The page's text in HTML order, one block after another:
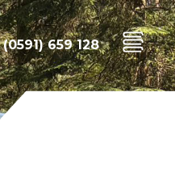
(0591) 659 128